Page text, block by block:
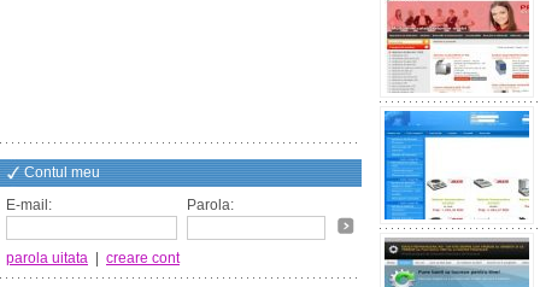
Contul meu
E-mail:
Parola:
parola uitata creare cont